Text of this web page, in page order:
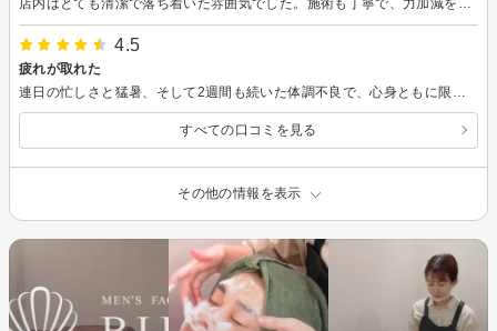
4.5
疲れが取れた
すべての口コミを見る
その他の情報を表示